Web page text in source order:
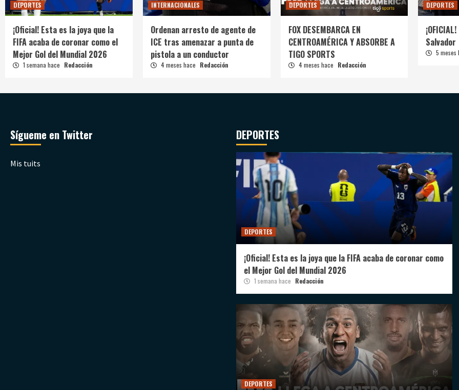
DEPORTES
¡Oficial! Esta es la joya que la
FIFA acaba de coronar como el
Mejor Gol del Mundial 2026
1 semana hace Redacción
INTERNACIONALES
Ordenan arresto de agente de
ICE tras amenazar a punta de
pistola a un conductor
4 meses hace Redacción
DEPORTES
FOX DESEMBARCA EN
CENTROAMÉRICA Y ABSORBE A
TIGO SPORTS
4 meses hace Redacción
DEPORTES
Salvador
5
Sígueme en Twitter
Mis tuits
DEPORTES
DEPORTES
¡Oficial! Esta es la joya que la FIFA acaba de coronar como
el Mejor Gol del Mundial 2026
1 semana hace Redacción
DEPORTES